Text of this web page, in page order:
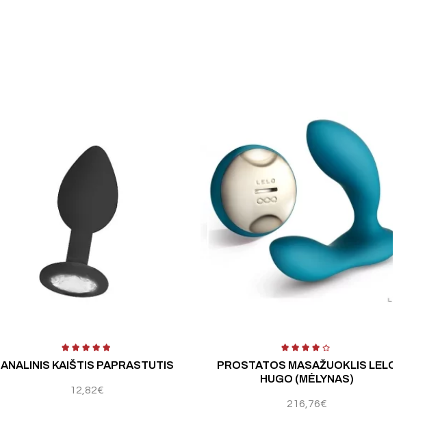
ANALINIS KAIŠTIS PAPRASTUTIS
12,82€
PROSTATOS MASAŽUOKLIS LELO
HUGO (MĖLYNAS)
216,76€
Įvertinimas: